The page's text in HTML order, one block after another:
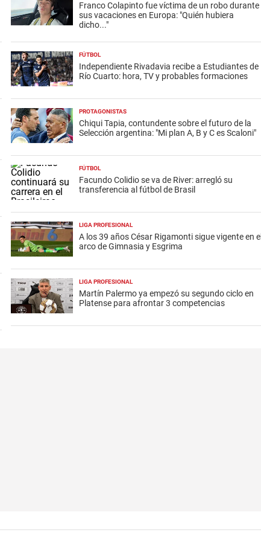
Franco Colapinto fue víctima de un robo durante
sus vacaciones en Europa: "Quién hubiera
dicho..."
FÚTBOL
Independiente Rivadavia recibe a Estudiantes de
Río Cuarto: hora, TV y probables formaciones
PROTAGONISTAS
Chiqui Tapia, contundente sobre el futuro de la
Selección argentina: "Mi plan A, B y C es Scaloni"
FÚTBOL
Facundo Colidio se va de River: arregló su
transferencia al fútbol de Brasil
LIGA PROFESIONAL
A los 39 años César Rigamonti sigue vigente en el
arco de Gimnasia y Esgrima
LIGA PROFESIONAL
Martín Palermo ya empezó su segundo ciclo en
Platense para afrontar 3 competencias